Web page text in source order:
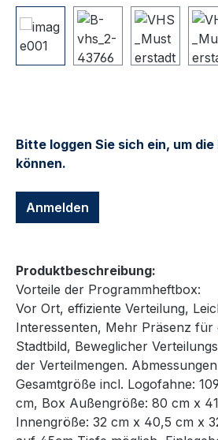
Bitte loggen Sie sich ein, um die
können.
Anmelden
Produktbeschreibung:
Vorteile der Programmheftbox:
Vor Ort, effiziente Verteilung,
Interessenten, Mehr Präsenz für
Stadtbild, Beweglicher
der Verteilmengen.
Gesamtgröße incl. Logofahne:
cm, Box Außengröße: 80 cm x
Innengröße: 32 cm x 40,5 cm x